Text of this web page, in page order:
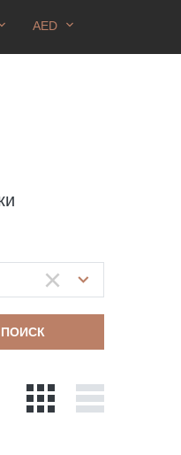
AED
ПОИСК